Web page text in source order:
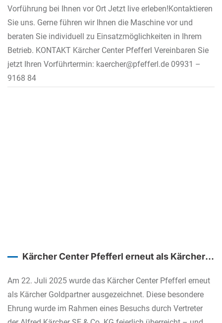
Vorführung bei Ihnen vor Ort Jetzt live erleben!Kontaktieren
Sie uns. Gerne führen wir Ihnen die Maschine vor und
beraten Sie individuell zu Einsatzmöglichkeiten in Ihrem
Betrieb. KONTAKT Kärcher Center Pfefferl Vereinbaren Sie
jetzt Ihren Vorführtermin: kaercher@pfefferl.de 09931 –
9168 84
Kärcher Center Pfefferl erneut als Kärcher
Am 22. Juli 2025 wurde das Kärcher Center Pfefferl erneut
als Kärcher Goldpartner ausgezeichnet. Diese besondere
Ehrung wurde im Rahmen eines Besuchs durch Vertreter